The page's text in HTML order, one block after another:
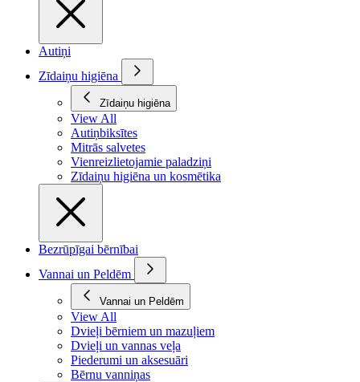
Autiņi
Zīdaiņu higiēna
Zīdaiņu higiēna
View All
Autiņbiksītes
Mitrās salvetes
Vienreizlietojamie paladziņi
Zīdaiņu higiēna un kosmētika
Bezrūpīgai bērnībai
Vannai un Peldēm
Vannai un Peldēm
View All
Dvieļi bērniem un mazuļiem
Dvieļi un vannas veļa
Piederumi un aksesuāri
Bērnu vanniņas